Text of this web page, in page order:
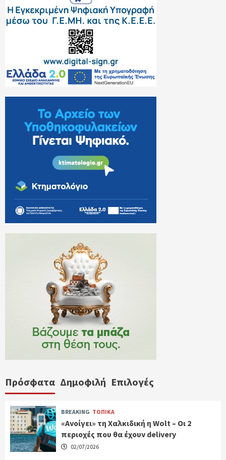
Πρόσφατα Δημοφιλή Επιλογές
BREAKING ΤΟΠΙΚΑ
«Ανοίγει» τη Χαλκιδική η Wolt – Οι 2
περιοχές που θα έχουν delivery
02/07/2026